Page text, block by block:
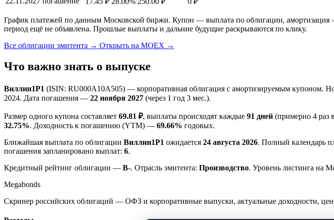
График платежей по данным Московской биржи. Купон — выплата по облигации, амортизация
период ещё не объявлена. Прошлые выплаты и дальние будущие раскрываются по клику.
Все облигации эмитента → Открыть на MOEX →
Что важно знать о выпуске
Виллин1P1 (ISIN: RU000A10A505) — корпоративная облигация с амортизируемым купоном.
2024. Дата погашения — 22 ноября 2027 (через 1 год 3 мес.).
Размер одного купона составляет 69.81 ₽, выплаты происходят каждые 91 дней (примерно 4 раз
32.75%. Доходность к погашению (YTM) — 69.66% годовых.
Ближайшая выплата по облигации Виллин1P1 ожидается 24 августа 2026. Полный календарь
погашения запланировано выплат: 6.
Кредитный рейтинг облигации — B-. Отрасль эмитента: Производство. Уровень листинга на
Megabonds
Скринер российских облигаций — ОФЗ и корпоративные выпуски, актуальные доходности,